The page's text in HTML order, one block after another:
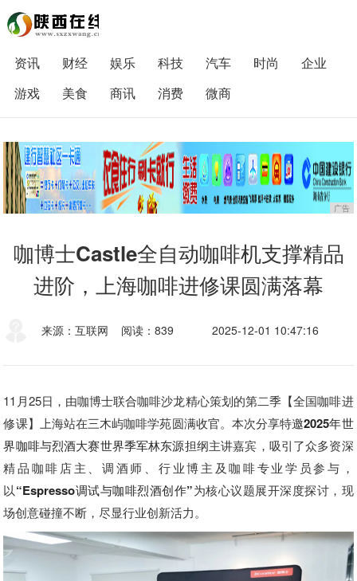
资讯 财经 娱乐 科技 汽车 时尚
企业
游戏
美食 商讯 消费 微商
广告
咖博士Castle全自动咖啡机支撑精品
进阶，上海咖啡进修课圆满落幕
来源：互联网 阅读：839 2025-12-01 10:47:16
11月25日，由咖博士联合咖啡沙龙精心策划的第二季【全国咖啡进
修课】上海站在三木屿咖啡学苑圆满收官。本次分享特邀2025年世
界咖啡与烈酒大赛世界季军林东源担纲主讲嘉宾，吸引了众多资深
精品咖啡店主、调酒师、行业博主及咖啡专业学员参与，
以“Espresso调试与咖啡烈酒创作”为核心议题展开深度探讨，现
场创意碰撞不断，尽显行业创新活力。